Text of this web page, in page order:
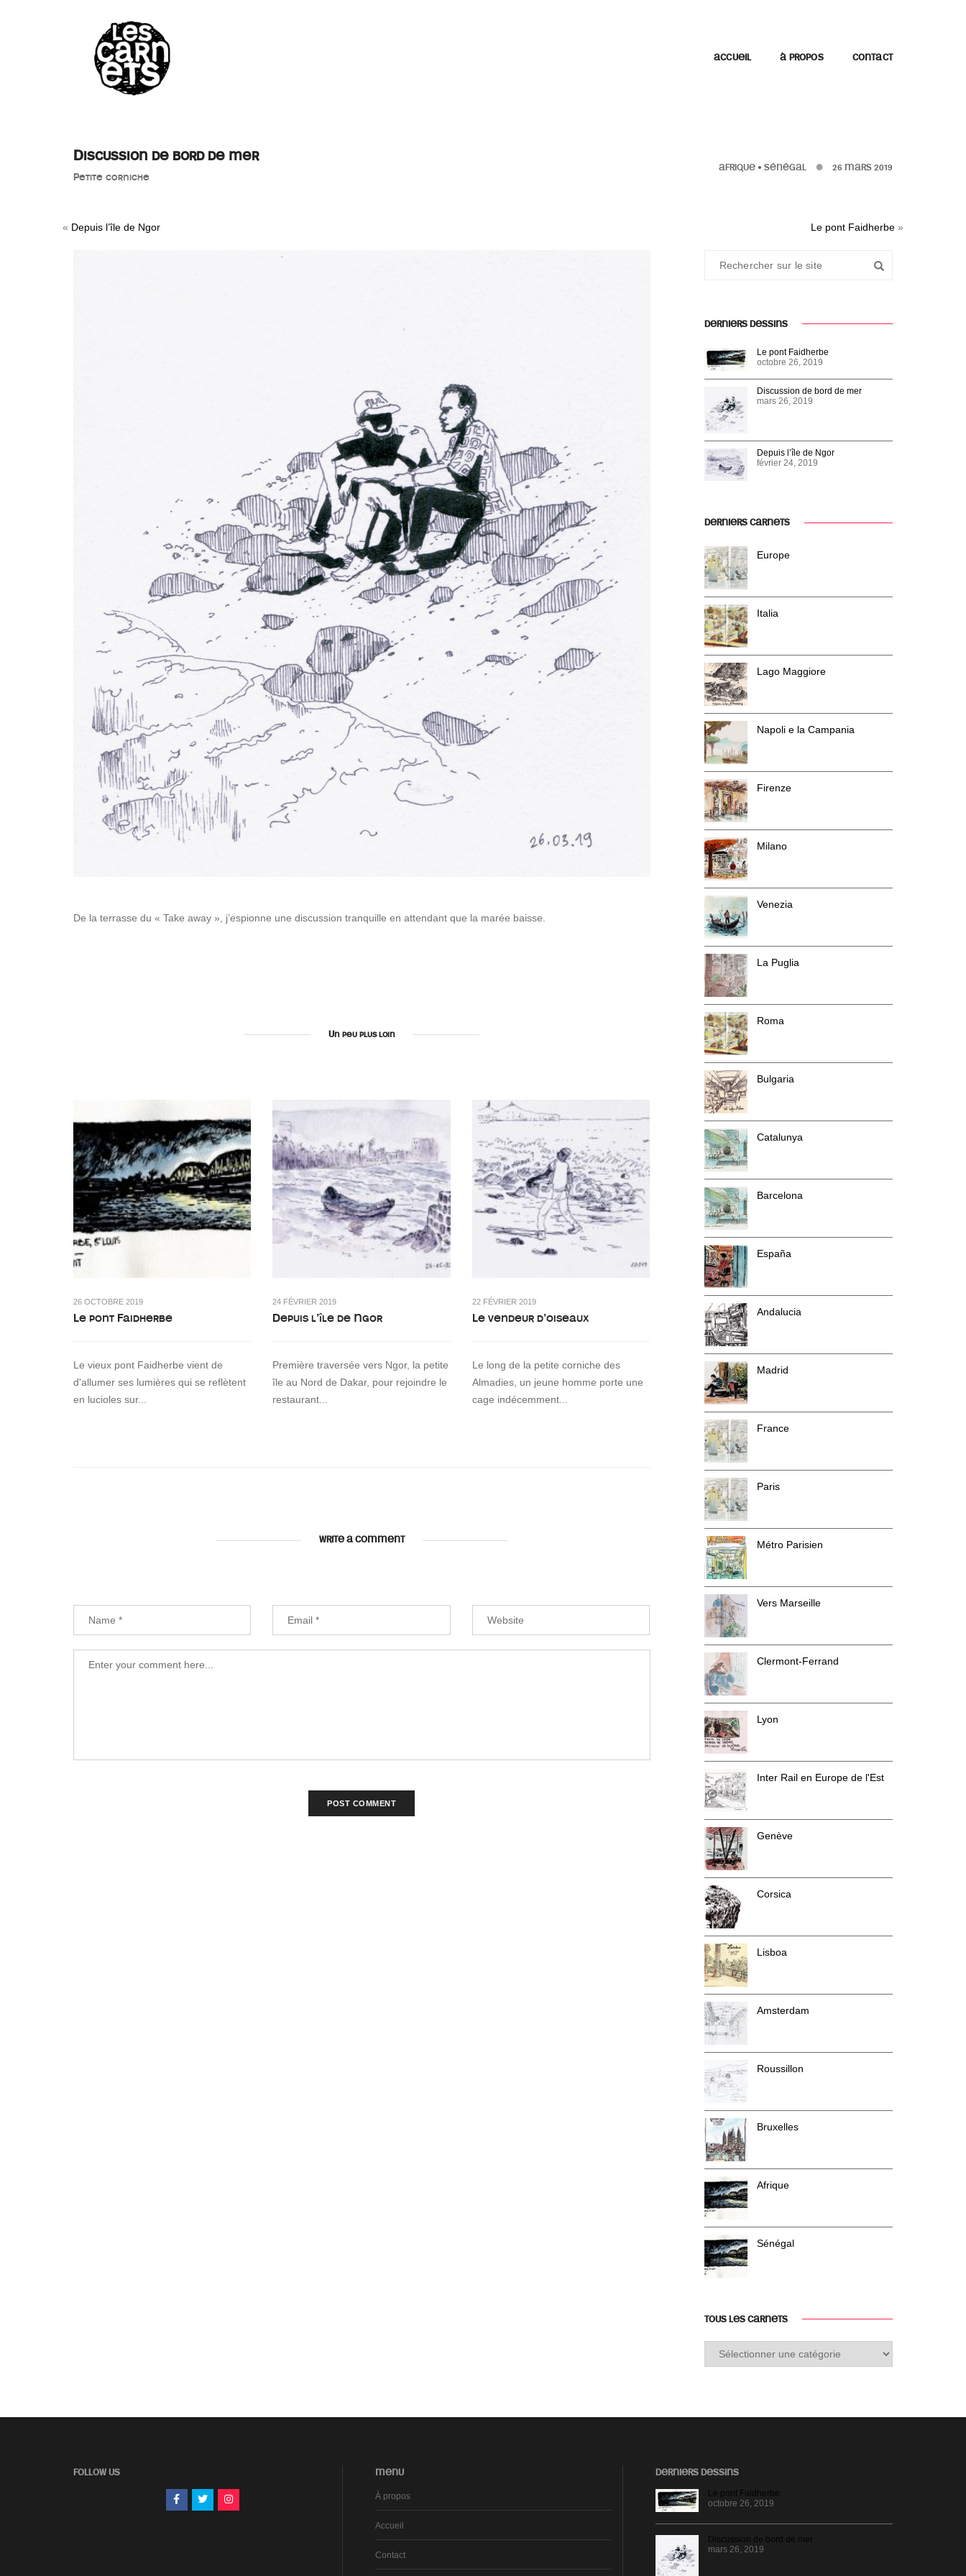
ACCUEIL À PROPOS CONTACT
Discussion de bord de mer
Petite corniche
AFRIQUE • SÉNÉGAL 26 MARS 2019
« Depuis l’île de Ngor Le pont Faidherbe »
De la terrasse du « Take away », j’espionne une discussion tranquille en attendant que la marée baisse.
Un peu plus loin
26 OCTOBRE 2019
Le pont Faidherbe
Le vieux pont Faidherbe vient de
d'allumer ses lumières qui se reflètent
en lucioles sur...
24 FÉVRIER 2019
Depuis l’île de Ngor
Première traversée vers Ngor, la petite
île au Nord de Dakar, pour rejoindre le
restaurant...
22 FÉVRIER 2019
Le vendeur d’oiseaux
Le long de la petite corniche des
Almadies, un jeune homme porte une
cage indécemment...
WRITE A COMMENT
DERNIERS DESSINS
Le pont Faidherbe
octobre 26, 2019
Discussion de bord de mer
mars 26, 2019
Depuis l’île de Ngor
février 24, 2019
DERNIERS CARNETS
Europe
Italia
Lago Maggiore
Napoli e la Campania
Firenze
Milano
Venezia
La Puglia
Roma
Bulgaria
Catalunya
Barcelona
España
Andalucia
Madrid
France
Paris
Métro Parisien
Vers Marseille
Clermont-Ferrand
Lyon
Inter Rail en Europe de l'Est
Genève
Corsica
Lisboa
Amsterdam
Roussillon
Bruxelles
Afrique
Sénégal
TOUS LES CARNETS
Tous
les
FOLLOW US MENU
À propos
Accueil
Contact
DERNIERS DESSINS
Le pont Faidherbe
octobre 26, 2019
Discussion de bord de mer
mars 26, 2019